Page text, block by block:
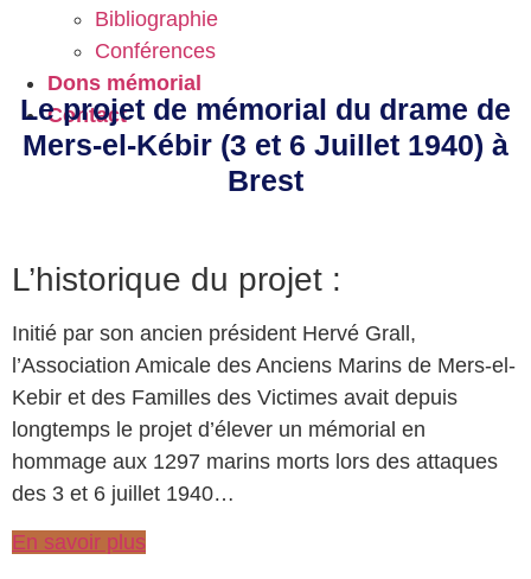
Bibliographie
Conférences
Dons mémorial
Contact
Le projet de mémorial du drame de
Mers-el-Kébir (3 et 6 Juillet 1940) à
Brest
L’historique du projet :
Initié par son ancien président Hervé Grall,
l’Association Amicale des Anciens Marins de Mers-el-
Kebir et des Familles des Victimes avait depuis
longtemps le projet d’élever un mémorial en
hommage aux 1297 marins morts lors des attaques
des 3 et 6 juillet 1940…
En savoir plus